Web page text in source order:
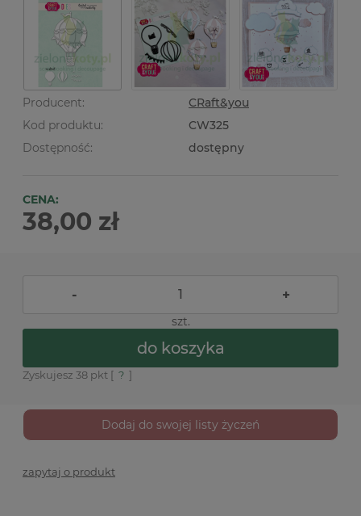
Producent:
CRaft&you
Kod produktu:
CW325
Dostępność:
dostępny
CENA:
38,00 zł
- +
szt.
do koszyka
Zyskujesz 38 pkt [ ? ]
Dodaj do swojej listy życzeń
zapytaj o produkt